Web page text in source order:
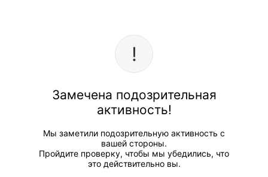
Замечена подозрительная
активность!
Мы заметили подозрительную активность с
вашей стороны.
Пройдите проверку, чтобы мы убедились, что
это действительно вы.